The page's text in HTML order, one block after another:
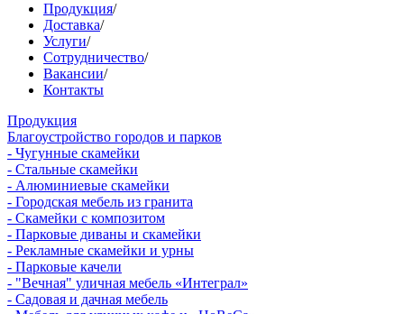
Продукция/
Доставка/
Услуги/
Сотрудничество/
Вакансии/
Контакты
Продукция
Благоустройство городов и парков
- Чугунные скамейки
- Стальные скамейки
- Алюминиевые скамейки
- Городская мебель из гранита
- Скамейки с композитом
- Парковые диваны и скамейки
- Рекламные скамейки и урны
- Парковые качели
- "Вечная" уличная мебель «Интеграл»
- Садовая и дачная мебель